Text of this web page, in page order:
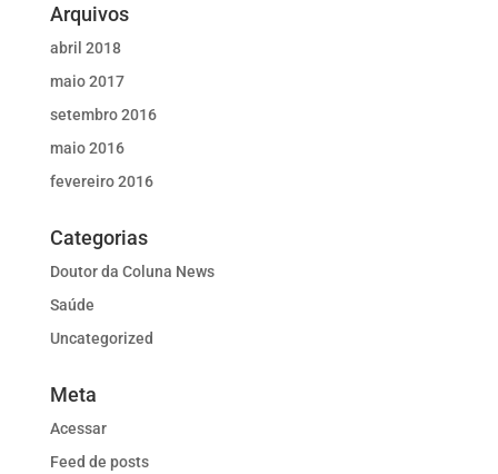
Arquivos
abril 2018
maio 2017
setembro 2016
maio 2016
fevereiro 2016
Categorias
Doutor da Coluna News
Saúde
Uncategorized
Meta
Acessar
Feed de posts